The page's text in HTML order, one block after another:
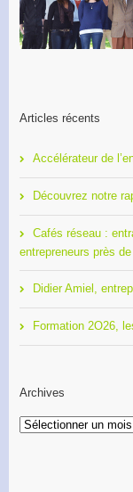
Articles récents
Accélérateur de
Découvrez notre
Cafés réseau :
entrepreneurs près
Didier Amiel,
Formation 2O26,
Archives
Archives